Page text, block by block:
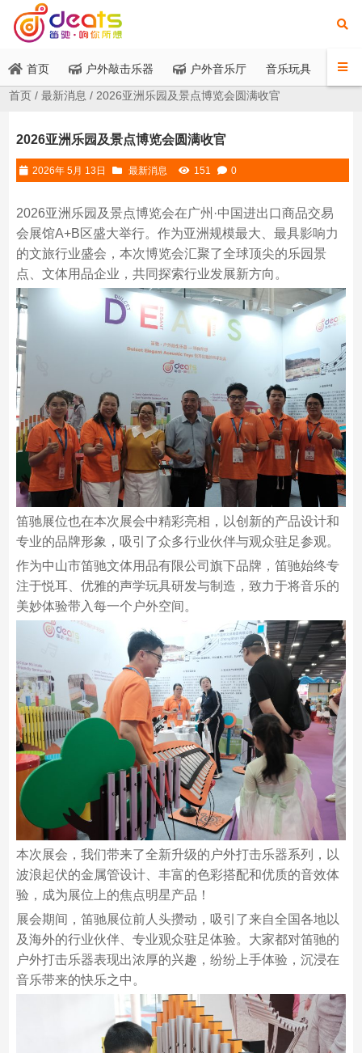
首页 户外敲击乐器 户外音乐厅 音乐玩具
首页 /最新消息 / 2026亚洲乐园及景点博览会圆满收官
2026亚洲乐园及景点博览会圆满收官
2026年 5月 13日 最新消息 151 0
2026亚洲乐园及景点博览会在广州·中国进出口商品交易
会展馆A+B区盛大举行。作为亚洲规模最大、最具影响力
的文旅行业盛会，本次博览会汇聚了全球顶尖的乐园景
点、文体用品企业，共同探索行业发展新方向。
笛驰展位也在本次展会中精彩亮相，以创新的产品设计和
专业的品牌形象，吸引了众多行业伙伴与观众驻足参观。
作为中山市笛驰文体用品有限公司旗下品牌，笛驰始终专
注于悦耳、优雅的声学玩具研发与制造，致力于将音乐的
美妙体验带入每一个户外空间。
本次展会，我们带来了全新升级的户外打击乐器系列，以
波浪起伏的金属管设计、丰富的色彩搭配和优质的音效体
验，成为展位上的焦点明星产品！
展会期间，笛驰展位前人头攒动，吸引了来自全国各地以
及海外的行业伙伴、专业观众驻足体验。大家都对笛驰的
户外打击乐器表现出浓厚的兴趣，纷纷上手体验，沉浸在
音乐带来的快乐之中。